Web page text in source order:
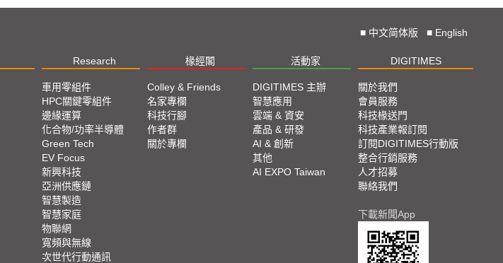
■ 中文简体版 ■ English
Research 椽經閣 活動家 DIGITIMES
車用零組件
HPC關鍵零組件
邊緣運算
化合物/功率半導體
Green Tech
EV Focus
新興科技
亞洲供應鏈
智慧製造
智慧家庭
物聯網
寬頻與無線
次世代行動通訊
Colley & Friends
名家專欄
科技行腳
作者群
關於專欄
DIGITIMES 主辦
智慧應用
雲端 & 資安
產品 & 研發
AI & 創新
其他
AI EXPO Taiwan
關於我們
會員服務
科技椽送門
科技產業報訂閱
訂閱DIGITIMES行動版
整合行銷服務
人才招募
聯絡我們
下載新聞App